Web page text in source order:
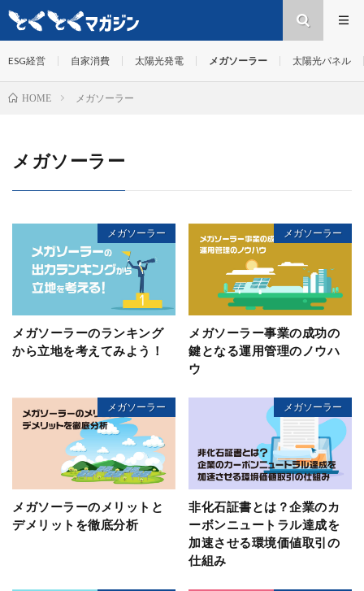
ESG経営 自家消費 太陽光発電 メガソーラー 太陽光パネル
HOME メガソーラー
メガソーラー
メガソーラー
メガソーラーのランキング
から立地を考えてみよう！
メガソーラー
メガソーラー事業の成功の
鍵となる運用管理のノウハ
ウ
メガソーラー
メガソーラーのメリットと
デメリットを徹底分析
メガソーラー
非化石証書とは？企業のカ
ーボンニュートラル達成を
加速させる環境価値取引の
仕組み